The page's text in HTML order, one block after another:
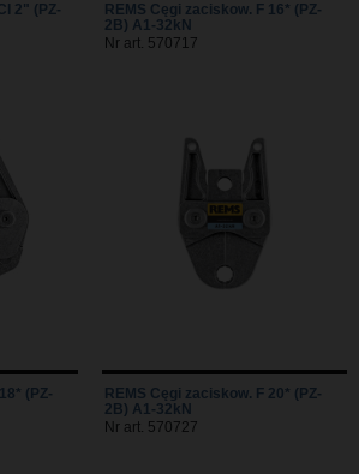
2" (PZ-
REMS Cęgi zaciskow. F 16* (PZ-
2B) A1-32kN
Nr art. 570717
(PZ-
REMS Cęgi zaciskow. F 20* (PZ-
2B) A1-32kN
Nr art. 570727